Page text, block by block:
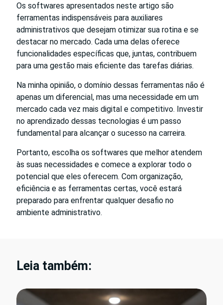
Os softwares apresentados neste artigo são
ferramentas indispensáveis para auxiliares
administrativos que desejam otimizar sua rotina e se
destacar no mercado. Cada uma delas oferece
funcionalidades específicas que, juntas, contribuem
para uma gestão mais eficiente das tarefas diárias.
Na minha opinião, o domínio dessas ferramentas não é
apenas um diferencial, mas uma necessidade em um
mercado cada vez mais digital e competitivo. Investir
no aprendizado dessas tecnologias é um passo
fundamental para alcançar o sucesso na carreira.
Portanto, escolha os softwares que melhor atendem
às suas necessidades e comece a explorar todo o
potencial que eles oferecem. Com organização,
eficiência e as ferramentas certas, você estará
preparado para enfrentar qualquer desafio no
ambiente administrativo.
Leia também: